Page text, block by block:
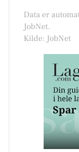
Data er
JobNet.
Kilde: JobNet